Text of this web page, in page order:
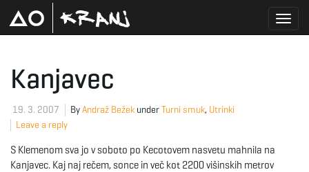
Kanjavec
19. 3. 2007 ByAndraž Bežek underTurni smuk, Utrinki
Leave a reply
S Klemenom sva jo v soboto po Kecotovem nasvetu mahnila na
Kanjavec. Kaj naj rečem, sonce in več kot 2200 višinskih metrov